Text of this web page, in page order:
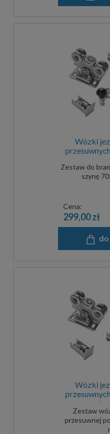
Wózki
Zestaw do
szynę
Cena:
299,00 zł
Wózki
Zestaw
przesuwnej